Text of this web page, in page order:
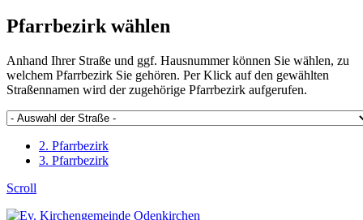
Pfarrbezirk wählen
Anhand Ihrer Straße und ggf. Hausnummer können Sie wählen, zu
welchem Pfarrbezirk Sie gehören. Per Klick auf den gewählten
Straßennamen wird der zugehörige Pfarrbezirk aufgerufen.
2. Pfarrbezirk
3. Pfarrbezirk
Scroll